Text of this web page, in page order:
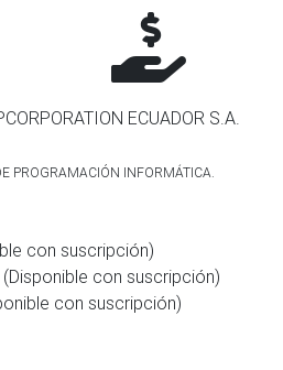
ECUADOR S.A.
PROGRAMACIÓN INFORMÁTICA.
con suscripción)
(Disponible con suscripción)
con suscripción)